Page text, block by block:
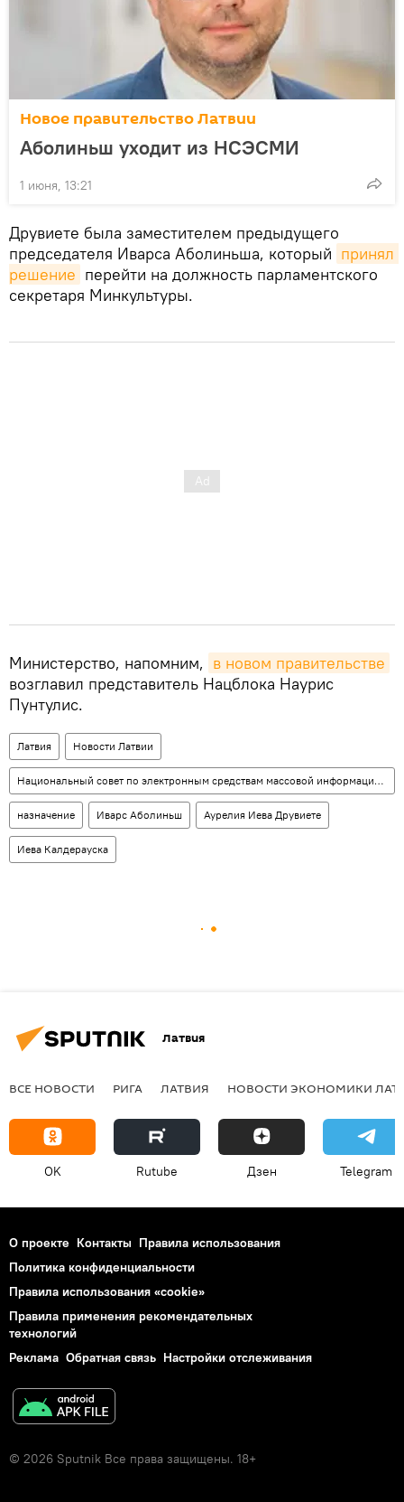
Новое правительство Латвии
Аболиньш уходит из НСЭСМИ
1 июня, 13:21
Друвиете была заместителем предыдущего
председателя Иварса Аболиньша, который принял
решение перейти на должность парламентского
секретаря Минкультуры.
Министерство, напомним, в новом правительстве
возглавил представитель Нацблока Наурис
Пунтулис.
Латвия Новости Латвии
Национальный совет по электронным средствам массовой информации (НСЭСМИ)
назначение Иварс Аболиньш Аурелия Иева Друвиете
Иева Калдерауска
Латвия
ВСЕ НОВОСТИ РИГА ЛАТВИЯ НОВОСТИ ЭКОНОМИКИ
OK Rutube Дзен Telegram
О проекте Контакты Правила использования
Политика конфиденциальности
Правила использования «cookie»
Правила применения рекомендательных
технологий
Реклама Обратная связь Настройки отслеживания
© 2026 Sputnik Все права защищены. 18+